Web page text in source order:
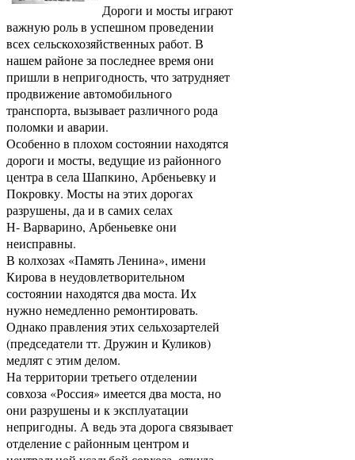
Дороги и мосты играют
важную роль в успешном проведении
всех сельскохозяйственных работ. В
нашем районе за последнее время они
пришли в непригодность, что затрудняет
продвижение автомобильного
транспорта, вызывает различного рода
поломки и аварии.
Особенно в плохом состоянии находятся
дороги и мосты, ведущие из районного
центра в села Шапкино, Арбеньевку и
Покровку. Мосты на этих доpoгax
разрушены, да и в самих селах
Н- Варварино, Арбеньевке они
неисправны.
В колхозах «Память Ленина», имени
Кирова в неудовлетворительном
состоянии находятся два моста. Их
нужно немедленно ремонтировать.
Однако правления этих сельхозартелей
(председатели тт. Дружин и Куликов)
медлят с этим делом.
На территории третьего отделении
совхоза «Россия» имеется два моста, но
они разрушены и к эксплуатации
непригодны. А ведь эта дорога связывает
отделение с районным центром и